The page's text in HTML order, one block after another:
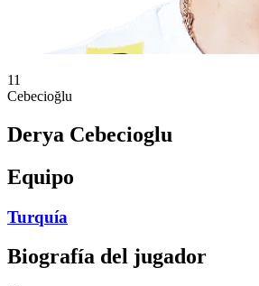
11
Cebecioğlu
Derya Cebecioglu
Equipo
Turquía
Biografía del jugador